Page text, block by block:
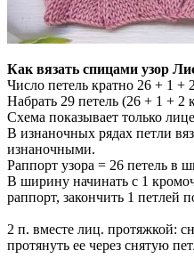
Как вязать спицами узор
Число петель кратно 26 + 1 +
Набрать 29 петель (26 + 1 + 2
Схема показывает только
В изнаночных рядах петли
изнаночными.
Раппорт узора = 26 петель в
В ширину начинать с 1
раппорт, закончить 1 петлей
2 п. вместе лиц. протяжкой:
протянуть ее через снятую